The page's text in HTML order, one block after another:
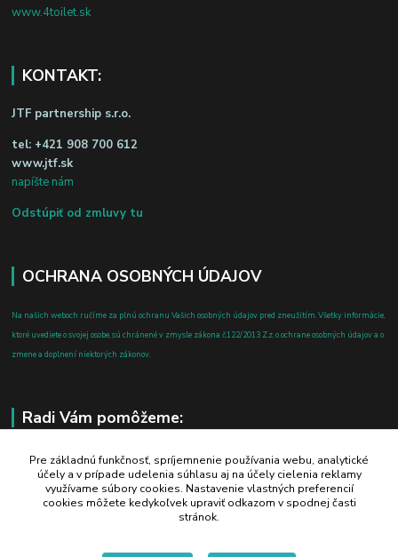
www.4toilet.sk
KONTAKT:
JTF partnership s.r.o.
tel: +421 908 700 612
www.jtf.sk
napíšte nám
Odstúpiť od zmluvy tu
OCHRANA OSOBNÝCH ÚDAJOV
Na našich weboch ručíme za plnú ochranu Vašich osobných údajov pred zneužitím. Všetky informácie,
ktoré uvediete o svojej osobe, sú chránené v zmysle zákona č.122/2013 Z.z. o ochrane osobných údajov a o
zmene a doplnení niektorých zákonov.
Radi Vám pomôžeme:
+421 908 700 612
po-pia: 8.00 - 16.00
business@jtf.sk
Pre základnú funkčnosť, spríjemnenie používania webu, analytické
účely a v prípade udelenia súhlasu aj na účely cielenia reklamy
využívame súbory cookies. Nastavenie vlastných preferencií
cookies môžete kedykoľvek upraviť odkazom v spodnej časti
stránok.